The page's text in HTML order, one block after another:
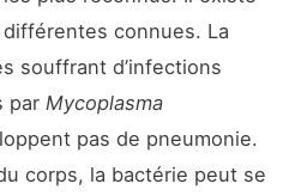
connues. La
souffrant d’infections
par Mycoplasma
pas de pneumonie.
corps, la bactérie peut se